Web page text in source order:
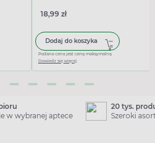
18,99 zł
Dodaj do koszyka
Podana cena jest ceną maksymalną
Dowiedz się więcej
w wybranej aptece
20 tys.
Szeroki